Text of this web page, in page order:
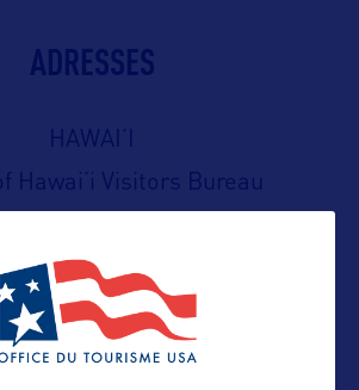
ADRESSES
HAWAI’I
Hawai’i Visitors Bureau
Hawai’i 96743 USA
: (808) 885-1655
islandofhawaii@hvcb.org